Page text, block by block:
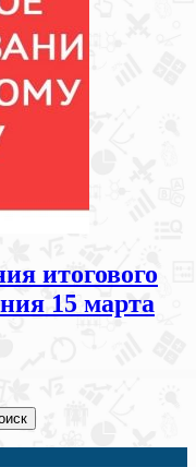
итогового
15 марта